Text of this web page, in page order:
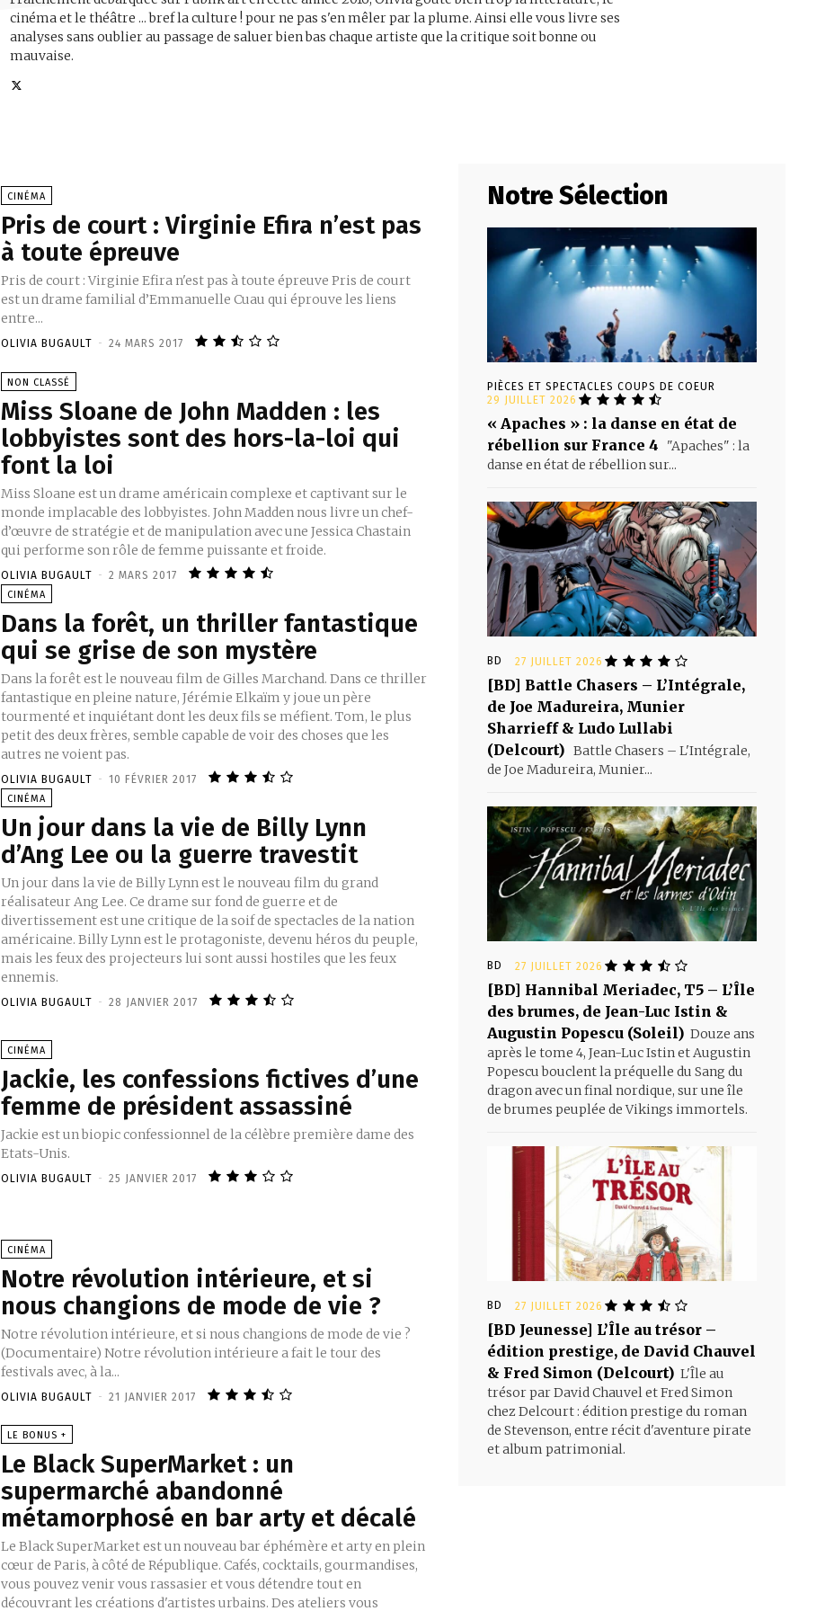
cinéma et le théâtre ... bref la culture ! pour ne pas s'en mêler par la plume. Ainsi elle vous livre ses
analyses sans oublier au passage de saluer bien bas chaque artiste que la critique soit bonne ou
mauvaise.
CINÉMA
Pris de court : Virginie Efira n’est pas
à toute épreuve
Pris de court : Virginie Efira n'est pas à toute épreuve Pris de court
est un drame familial d’Emmanuelle Cuau qui éprouve les liens
entre...
OLIVIA BUGAULT - 24 MARS 2017
NON CLASSÉ
Miss Sloane de John Madden : les
lobbyistes sont des hors-la-loi qui
font la loi
Miss Sloane est un drame américain complexe et captivant sur le
monde implacable des lobbyistes. John Madden nous livre un chef-
d’œuvre de stratégie et de manipulation avec une Jessica Chastain
qui performe son rôle de femme puissante et froide.
OLIVIA BUGAULT - 2 MARS 2017
CINÉMA
Dans la forêt, un thriller fantastique
qui se grise de son mystère
Dans la forêt est le nouveau film de Gilles Marchand. Dans ce thriller
fantastique en pleine nature, Jérémie Elkaïm y joue un père
tourmenté et inquiétant dont les deux fils se méfient. Tom, le plus
petit des deux frères, semble capable de voir des choses que les
autres ne voient pas.
OLIVIA BUGAULT - 10 FÉVRIER 2017
CINÉMA
Un jour dans la vie de Billy Lynn
d’Ang Lee ou la guerre travestit
Un jour dans la vie de Billy Lynn est le nouveau film du grand
réalisateur Ang Lee. Ce drame sur fond de guerre et de
divertissement est une critique de la soif de spectacles de la nation
américaine. Billy Lynn est le protagoniste, devenu héros du peuple,
mais les feux des projecteurs lui sont aussi hostiles que les feux
ennemis.
OLIVIA BUGAULT - 28 JANVIER 2017
CINÉMA
Jackie, les confessions fictives d’une
femme de président assassiné
Jackie est un biopic confessionnel de la célèbre première dame des
Etats-Unis.
OLIVIA BUGAULT - 25 JANVIER 2017
CINÉMA
Notre révolution intérieure, et si
nous changions de mode de vie ?
Notre révolution intérieure, et si nous changions de mode de vie ?
(Documentaire) Notre révolution intérieure a fait le tour des
festivals avec, à la...
OLIVIA BUGAULT - 21 JANVIER 2017
LE BONUS +
Le Black SuperMarket : un
supermarché abandonné
métamorphosé en bar arty et décalé
Le Black SuperMarket est un nouveau bar éphémère et arty en plein
cœur de Paris, à côté de République. Cafés, cocktails, gourmandises,
vous pouvez venir vous rassasier et vous détendre tout en
découvrant les créations d'artistes urbains. Des ateliers vous
Notre Sélection
PIÈCES ET SPECTACLES COUPS DE COEUR
29 JUILLET 2026
« Apaches » : la danse en état de
rébellion sur France 4
"Apaches" : la
danse en état de rébellion sur...
BD 27 JUILLET 2026
[BD] Battle Chasers – L’Intégrale,
de Joe Madureira, Munier
Sharrieff & Ludo Lullabi
(Delcourt) Battle Chasers – L'Intégrale,
de Joe Madureira, Munier...
BD 27 JUILLET 2026
[BD] Hannibal Meriadec, T5 – L’Île
des brumes, de Jean-Luc Istin &
Augustin Popescu (Soleil) Douze ans
après le tome 4, Jean-Luc Istin et Augustin
Popescu bouclent la préquelle du Sang du
dragon avec un final nordique, sur une île
de brumes peuplée de Vikings immortels.
BD 27 JUILLET 2026
[BD Jeunesse] L’Île au trésor –
édition prestige, de David Chauvel
& Fred Simon (Delcourt) L'Île au
trésor par David Chauvel et Fred Simon
chez Delcourt : édition prestige du roman
de Stevenson, entre récit d'aventure pirate
et album patrimonial.